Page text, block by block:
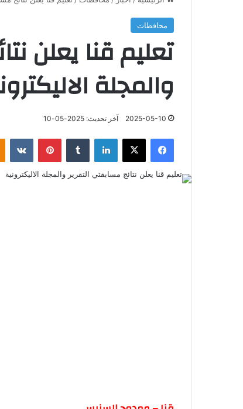
محافظات
تعليم قنا يعلن
والمجلة
2025-05-10 آخر تحديث: 2025-05-10
فيسبوك لينكدإن بينتيريست